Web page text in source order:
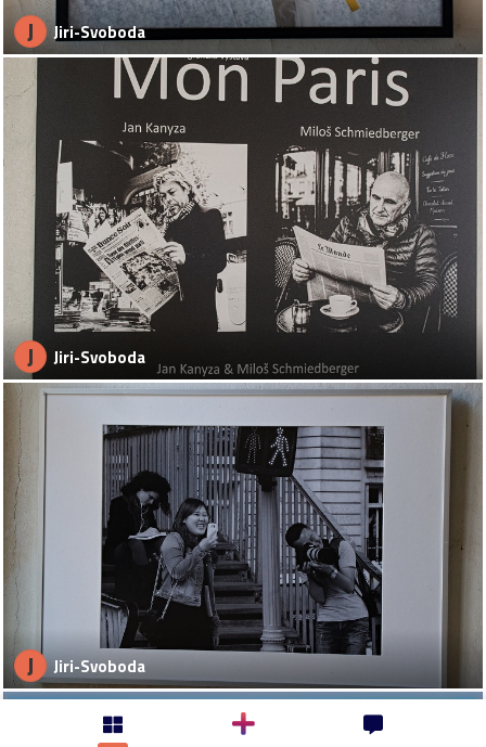
J Jiri-Svoboda
J Jiri-Svoboda
J Jiri-Svoboda